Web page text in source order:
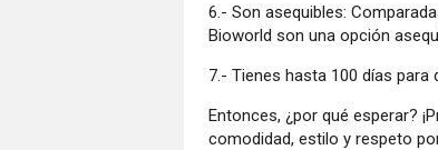
6.- Son asequibles:
Bioworld son una opción
7.- Tienes hasta 100 días para
Entonces, ¿por qué esperar?
comodidad, estilo y respeto